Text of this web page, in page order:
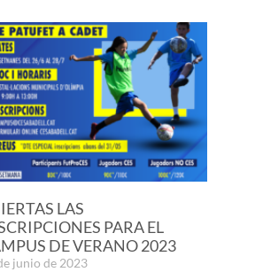
LAS
PARA EL
DE VERANO 2023
junio de 2023